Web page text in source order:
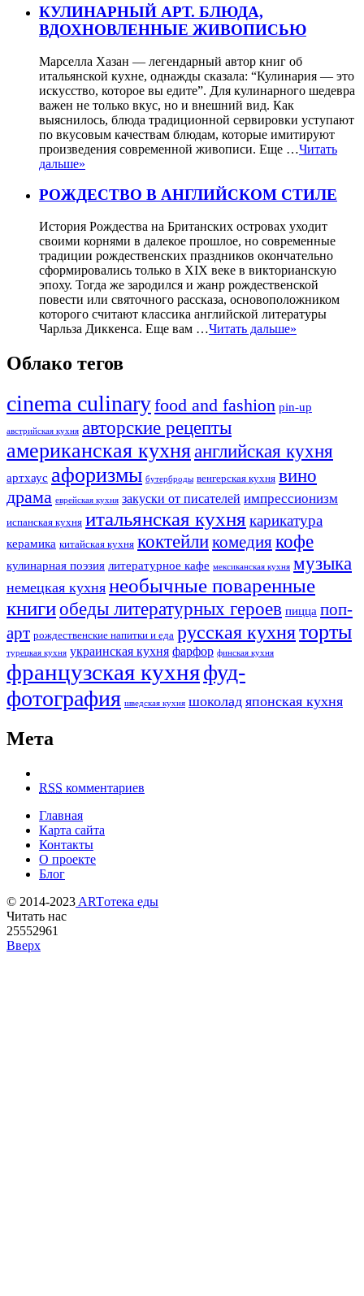
КУЛИНАРНЫЙ АРТ. БЛЮДА,
ВДОХНОВЛЕННЫЕ ЖИВОПИСЬЮ
Марселла Хазан — легендарный автор книг об
итальянской кухне, однажды сказала: “Кулинария — это
искусство, которое вы едите”. Для кулинарного шедевра
важен не только вкус, но и внешний вид. Как
выяснилось, блюда традиционной сервировки уступают
по вкусовым качествам блюдам, которые имитируют
произведения современной живописи. Еще …Читать
дальше»
РОЖДЕСТВО В АНГЛИЙСКОМ СТИЛЕ
История Рождества на Британских островах уходит
своими корнями в далекое прошлое, но современные
традиции рождественских праздников окончательно
сформировались только в XIX веке в викторианскую
эпоху. Тогда же зародился и жанр рождественской
повести или святочного рассказа, основоположником
которого считают классика английской литературы
Чарльза Диккенса. Еще вам …Читать дальше»
Облако тегов
cinema culinaryfood аnd fashion pin-up
австрийская кухня авторские рецепты
американская кухняанглийская кухня
артхаус афоризмы бутерброды венгерская кухня вино
драма еврейская кухня закуски от писателей импрессионизм
испанская кухня итальянская кухня карикатура
керамика китайская кухня коктейликомедиякофе
кулинарная поэзия литературное кафе мексиканская кухня музыка
немецкая кухня необычные поваренные
книгиобеды литературных героев пицца поп-
арт рождественские напитки и еда русская кухняторты
турецкая кухня украинская кухня фарфор финская кухня
французская кухняфуд-
фотография шведская кухня шоколад японская кухня
Мета
RSS комментариев
Главная
Карта сайта
Контакты
О проекте
Блог
© 2014-2023 ARTотека еды
Читать нас
25552961
Вверх